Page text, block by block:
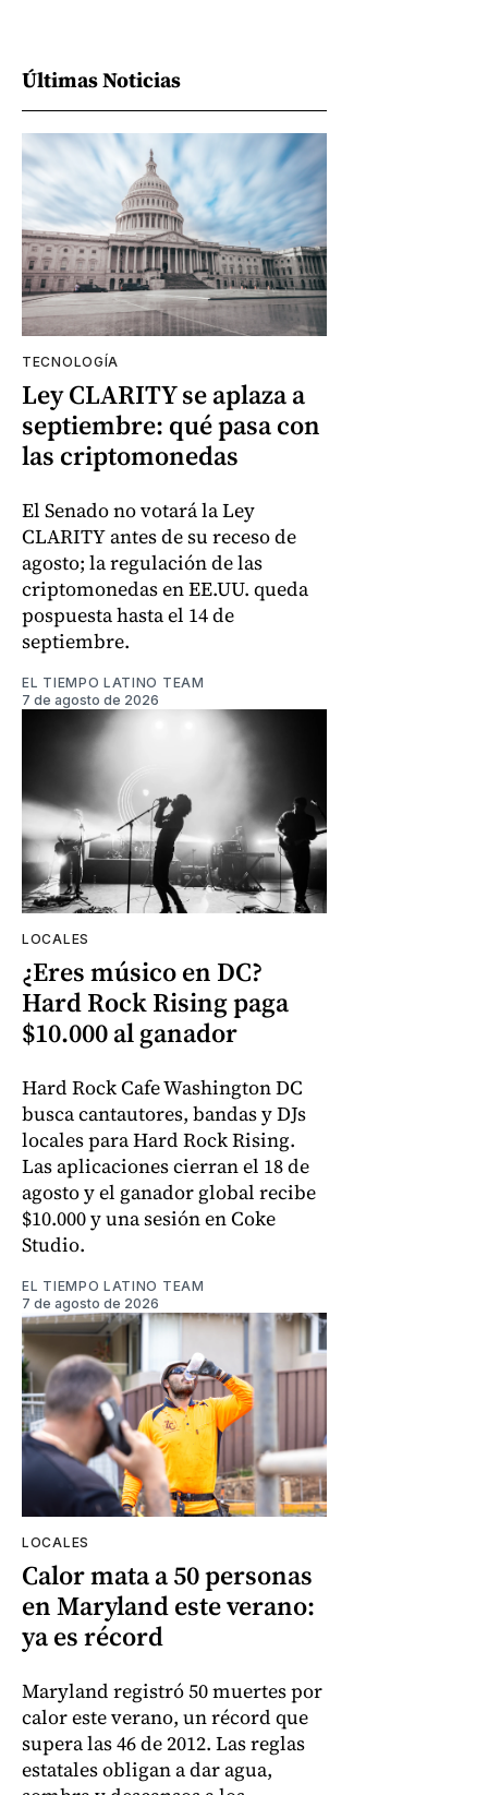
Últimas Noticias
TECNOLOGÍA
Ley CLARITY se aplaza a
septiembre: qué pasa con
las criptomonedas
El Senado no votará la Ley
CLARITY antes de su receso de
agosto; la regulación de las
criptomonedas en EE.UU. queda
pospuesta hasta el 14 de
septiembre.
EL TIEMPO LATINO TEAM
7 de agosto de 2026
LOCALES
¿Eres músico en DC?
Hard Rock Rising paga
$10.000 al ganador
Hard Rock Cafe Washington DC
busca cantautores, bandas y DJs
locales para Hard Rock Rising.
Las aplicaciones cierran el 18 de
agosto y el ganador global recibe
$10.000 y una sesión en Coke
Studio.
EL TIEMPO LATINO TEAM
7 de agosto de 2026
LOCALES
Calor mata a 50 personas
en Maryland este verano:
ya es récord
Maryland registró 50 muertes por
calor este verano, un récord que
supera las 46 de 2012. Las reglas
estatales obligan a dar agua,